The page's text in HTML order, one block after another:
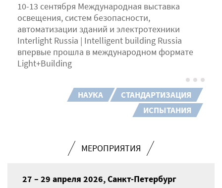
10-13 сентября Международная выставка
освещения, систем безопасности,
автоматизации зданий и электротехники
Interlight Russia | Intelligent building Russia
впервые прошла в международном формате
Light+Building
НАУКА
СТАНДАРТИЗАЦИЯ
ИСПЫТАНИЯ
МЕРОПРИЯТИЯ
27 – 29 апреля 2026, Санкт-Петербург